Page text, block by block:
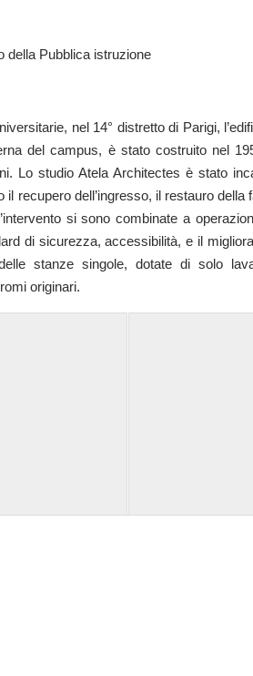
Pubblica istruzione
nel 14° distretto di Parigi,
del campus, è stato costruito nel
Lo studio Atela Architectes è stato
recupero dell’ingresso, il restauro della
si sono combinate a
di sicurezza, accessibilità, e il
stanze singole, dotate di solo
originari.